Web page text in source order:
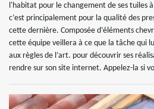
l'habitat pour le changement de ses tuiles
c’est principalement pour la qualité des
cette dernière. Composée d’éléments
cette équipe veillera à ce que la tâche qui
aux règles de l’art. pour découvrir ses
rendre sur son site internet. Appelez-la si